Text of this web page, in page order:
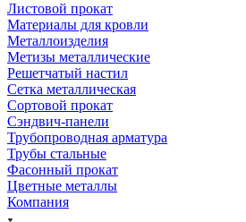
Листовой прокат
Материалы для кровли
Металлоизделия
Метизы металлические
Решетчатый настил
Сетка металлическая
Сортовой прокат
Сэндвич-панели
Трубопроводная арматура
Трубы стальные
Фасонный прокат
Цветные металлы
Компания